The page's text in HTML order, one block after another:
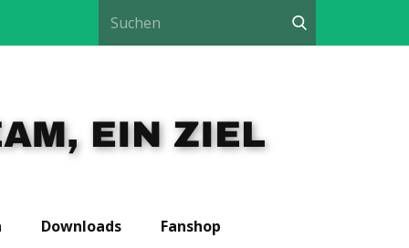
EIN ZIEL
Downloads Fanshop